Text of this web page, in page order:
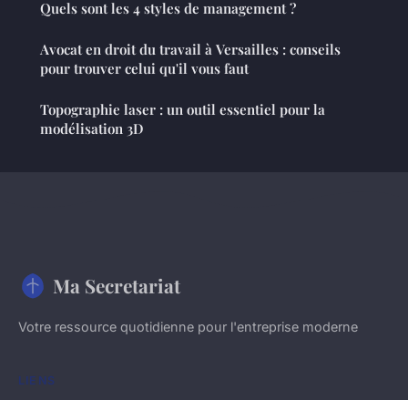
Quels sont les 4 styles de management ?
Avocat en droit du travail à Versailles : conseils
pour trouver celui qu'il vous faut
Topographie laser : un outil essentiel pour la
modélisation 3D
Ma Secretariat
Votre ressource quotidienne pour l'entreprise moderne
LIENS